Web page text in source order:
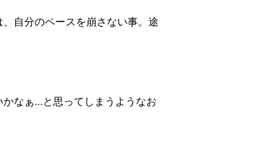
自分のペースを崩さない事。途
なぁ...と思ってしまうようなお